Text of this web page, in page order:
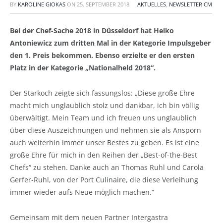
BY KAROLINE GIOKAS ON 25. SEPTEMBER 2018 AKTUELLES, NEWSLETTER CM
Bei der Chef-Sache 2018 in Düsseldorf hat Heiko
Antoniewicz zum dritten Mal in der Kategorie Impulsgeber
den 1. Preis bekommen. Ebenso erzielte er den ersten
Platz in der Kategorie „Nationalheld 2018“.
Der Starkoch zeigte sich fassungslos: „Diese große Ehre
macht mich unglaublich stolz und dankbar, ich bin völlig
überwältigt. Mein Team und ich freuen uns unglaublich
über diese Auszeichnungen und nehmen sie als Ansporn
auch weiterhin immer unser Bestes zu geben. Es ist eine
große Ehre für mich in den Reihen der „Best-of-the-Best
Chefs“ zu stehen. Danke auch an Thomas Ruhl und Carola
Gerfer-Ruhl, von der Port Culinaire, die diese Verleihung
immer wieder aufs Neue möglich machen.“
Gemeinsam mit dem neuen Partner Intergastra